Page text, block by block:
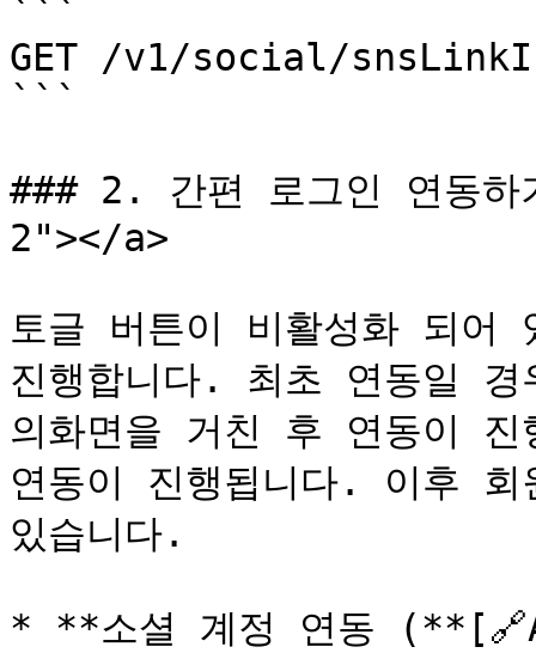
```
GET /v1/social/
```
### 2. 간편 로그인 연
2"></a>
토글 버튼이 비활성화 되어
진행합니다. 최초 연동일
의화면을 거친 후 연동이
연동이 진행됩니다. 이후
있습니다.
* **소셜 계정 연동